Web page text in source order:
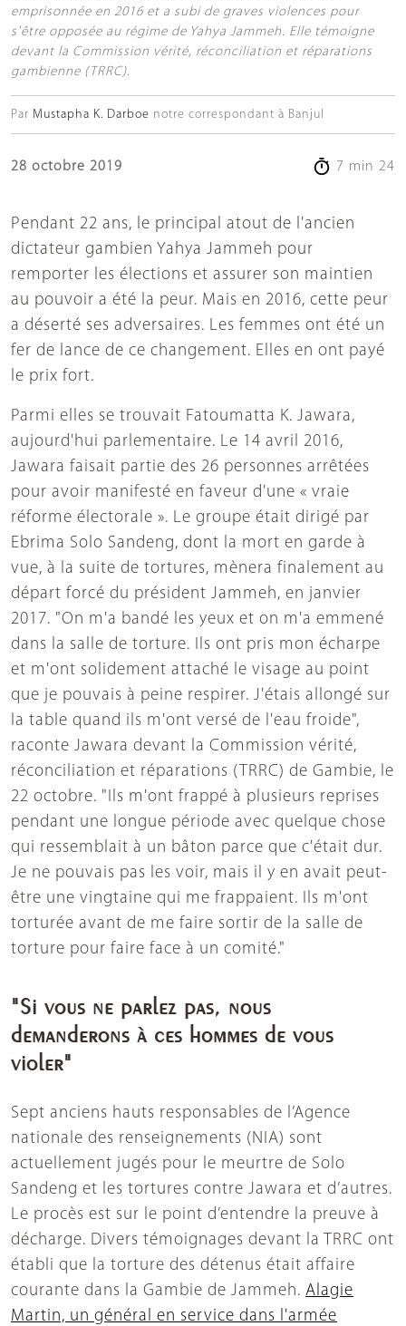
emprisonnée en 2016 et a subi de graves violences pour
s'être opposée au régime de Yahya Jammeh. Elle témoigne
devant la Commission vérité, réconciliation et réparations
gambienne (TRRC).
Par Mustapha K. Darboe notre correspondant à Banjul
28 octobre 2019 7 min 24
Pendant 22 ans, le principal atout de l'ancien
dictateur gambien Yahya Jammeh pour
remporter les élections et assurer son maintien
au pouvoir a été la peur. Mais en 2016, cette peur
a déserté ses adversaires. Les femmes ont été un
fer de lance de ce changement. Elles en ont payé
le prix fort.
Parmi elles se trouvait Fatoumatta K. Jawara,
aujourd'hui parlementaire. Le 14 avril 2016,
Jawara faisait partie des 26 personnes arrêtées
pour avoir manifesté en faveur d'une « vraie
réforme électorale ». Le groupe était dirigé par
Ebrima Solo Sandeng, dont la mort en garde à
vue, à la suite de tortures, mènera finalement au
départ forcé du président Jammeh, en janvier
2017. "On m'a bandé les yeux et on m'a emmené
dans la salle de torture. Ils ont pris mon écharpe
et m'ont solidement attaché le visage au point
que je pouvais à peine respirer. J'étais allongé sur
la table quand ils m'ont versé de l'eau froide",
raconte Jawara devant la Commission vérité,
réconciliation et réparations (TRRC) de Gambie, le
22 octobre. "Ils m'ont frappé à plusieurs reprises
pendant une longue période avec quelque chose
qui ressemblait à un bâton parce que c'était dur.
Je ne pouvais pas les voir, mais il y en avait peut-
être une vingtaine qui me frappaient. Ils m'ont
torturée avant de me faire sortir de la salle de
torture pour faire face à un comité."
"Si vous ne parlez pas, nous
demanderons à ces hommes de vous
violer"
Sept anciens hauts responsables de l’Agence
nationale des renseignements (NIA) sont
actuellement jugés pour le meurtre de Solo
Sandeng et les tortures contre Jawara et d’autres.
Le procès est sur le point d’entendre la preuve à
décharge. Divers témoignages devant la TRRC ont
établi que la torture des détenus était affaire
courante dans la Gambie de Jammeh. Alagie
Martin, un général en service dans l'armée